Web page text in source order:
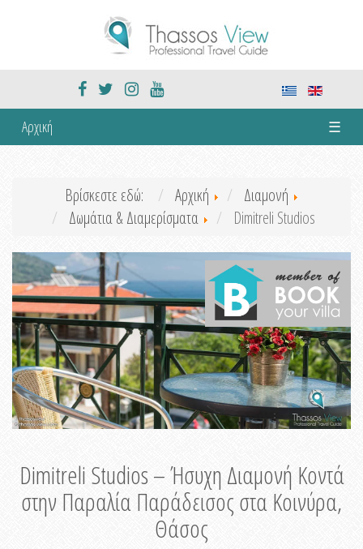
Αρχική ☰
Βρίσκεστε εδώ: Αρχική
Διαμονή
Δωμάτια & Διαμερίσματα
Dimitreli Studios
Dimitreli Studios – Ήσυχη Διαμονή Κοντά
στην Παραλία Παράδεισος στα Κοινύρα,
Θάσος